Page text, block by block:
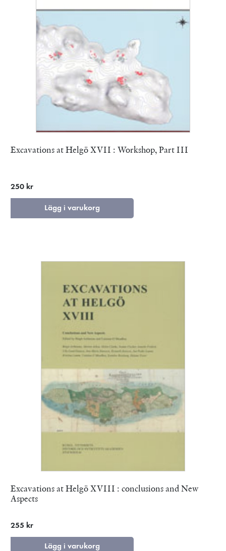
Excavations at Helgö XVII : Workshop, Part III
250 kr
Lägg i varukorg
Excavations at Helgö XVIII : conclusions and New
Aspects
255 kr
Lägg i varukorg